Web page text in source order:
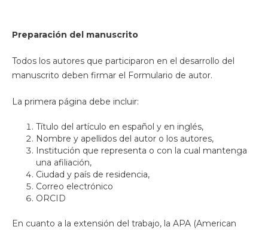
Preparación del manuscrito
Todos los autores que participaron en el desarrollo del
manuscrito deben firmar el Formulario de autor.
La primera página debe incluir:
Título del artículo en español y en inglés,
Nombre y apellidos del autor o los autores,
Institución que representa o con la cual mantenga
una afiliación,
Ciudad y país de residencia,
Correo electrónico
ORCID
En cuanto a la extensión del trabajo, la APA (American